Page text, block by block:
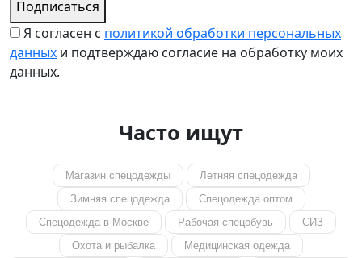
Подписаться
Я согласен с политикой обработки персональных
данных и подтверждаю согласие на обработку моих
данных.
Часто ищут
Магазин спецодежды
Летняя спецодежда
Зимняя спецодежда
Спецодежда оптом
Спецодежда в Москве
Рабочая спецобувь
СИЗ
Охота и рыбалка
Медицинская одежда